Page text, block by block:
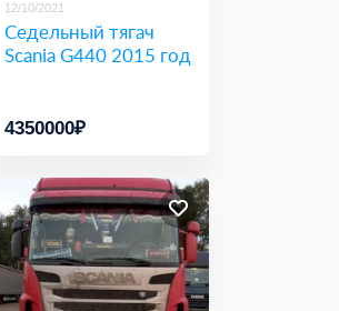
12/10/2021
Седельный тягач
Scania G440 2015 год
4350000₽